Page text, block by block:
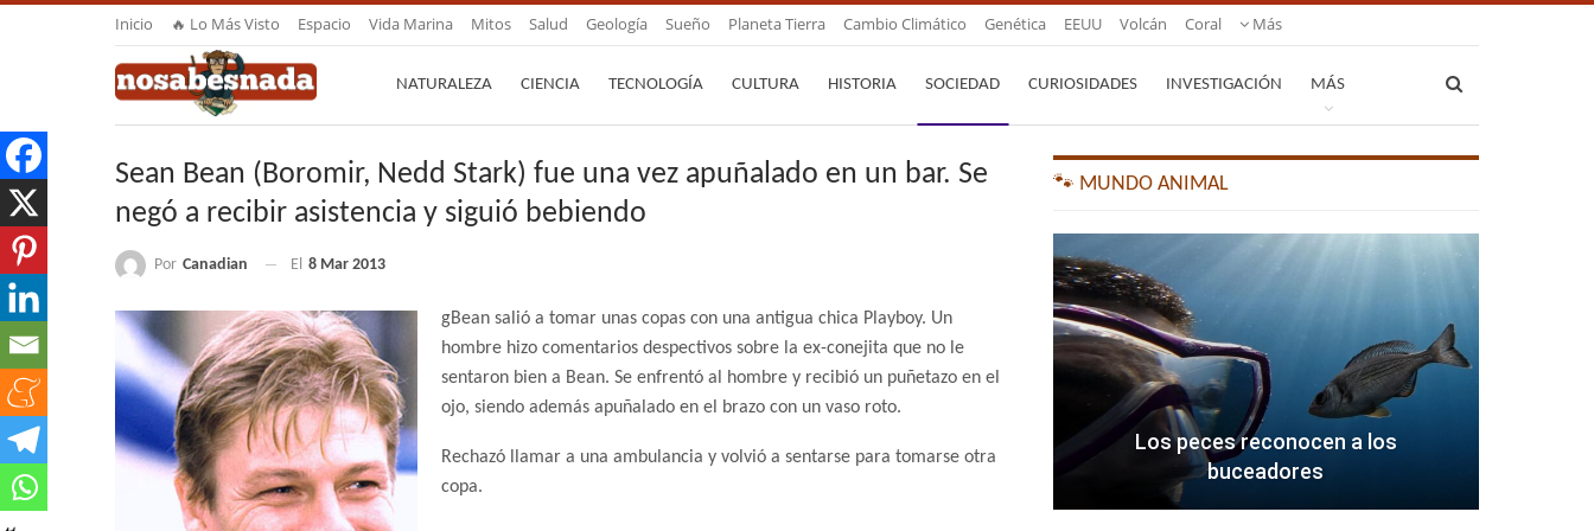
Inicio 🔥 Lo Más Visto Espacio Vida Marina Mitos Salud Geología Sueño Planeta Tierra Cambio Climático Genética EEUU Volcán Coral Más
NATURALEZA CIENCIA TECNOLOGÍA CULTURA HISTORIA SOCIEDAD CURIOSIDADES INVESTIGACIÓN MÁS
Sean Bean (Boromir, Nedd Stark) fue una vez apuñalado en un bar. Se
negó a recibir asistencia y siguió bebiendo
Por Canadian El 8 Mar 2013
gBean salió a tomar unas copas con una antigua chica Playboy. Un
hombre hizo comentarios despectivos sobre la ex-conejita que no le
sentaron bien a Bean. Se enfrentó al hombre y recibió un puñetazo en el
ojo, siendo además apuñalado en el brazo con un vaso roto.
Rechazó llamar a una ambulancia y volvió a sentarse para tomarse otra
copa.
🐾 MUNDO ANIMAL
Los peces reconocen a los
buceadores